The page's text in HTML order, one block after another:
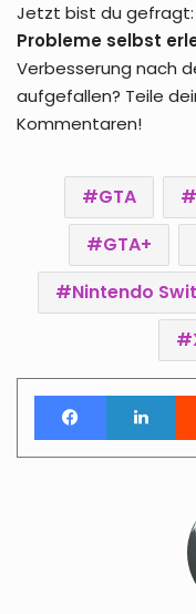
Jetzt bist du gefragt:
Probleme selbst
Verbesserung nach
aufgefallen? Teile
Kommentaren!
GTA
GTA+
Nintendo
Facebook